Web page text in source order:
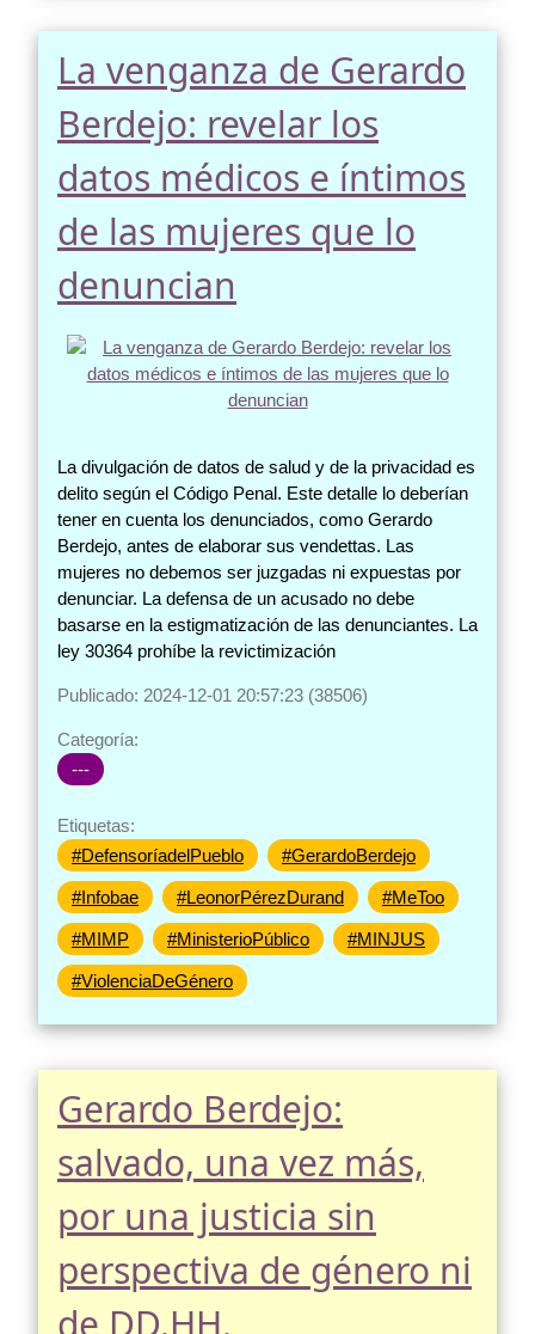
La venganza de Gerardo
Berdejo: revelar los
datos médicos e íntimos
de las mujeres que lo
denuncian
La divulgación de datos de salud y de la privacidad es
delito según el Código Penal. Este detalle lo deberían
tener en cuenta los denunciados, como Gerardo
Berdejo, antes de elaborar sus vendettas. Las
mujeres no debemos ser juzgadas ni expuestas por
denunciar. La defensa de un acusado no debe
basarse en la estigmatización de las denunciantes. La
ley 30364 prohíbe la revictimización
Publicado: 2024-12-01 20:57:23 (38506)
Categoría:
---
Etiquetas:
#DefensoríadelPueblo
#GerardoBerdejo
#Infobae #LeonorPérezDurand #MeToo
#MIMP #MinisterioPúblico #MINJUS
#ViolenciaDeGénero
Gerardo Berdejo:
salvado, una vez más,
por una justicia sin
perspectiva de género ni
de DD.HH.